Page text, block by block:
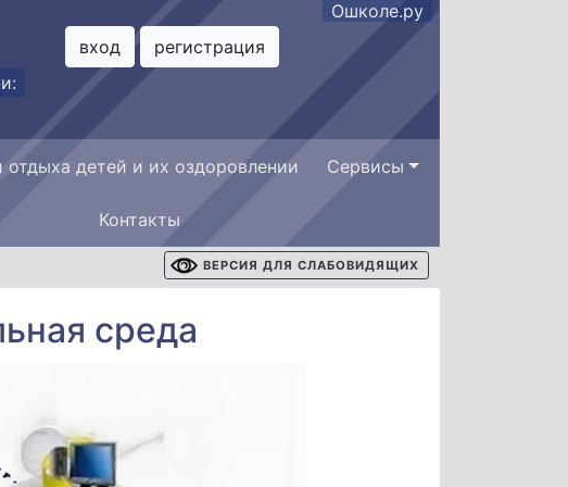
Ошколе.ру
вход
регистрация
отдыха детей и их оздоровлении Сервисы
Контакты
ВЕРСИЯ ДЛЯ СЛАБОВИДЯЩИХ
среда